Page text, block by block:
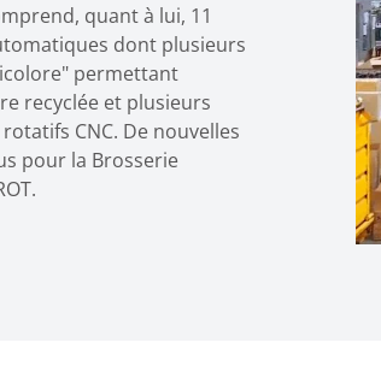
quant à lui, 11
dont plusieurs
permettant
recyclée et plusieurs
CNC. De nouvelles
pour la Brosserie